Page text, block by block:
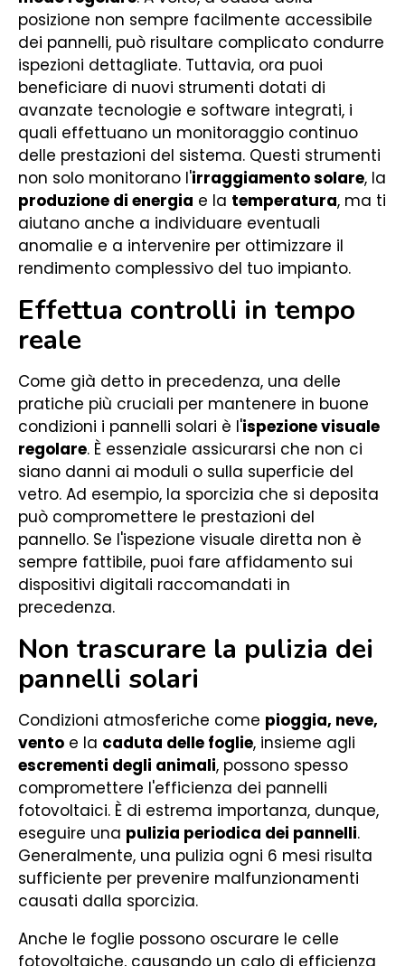
posizione non sempre facilmente accessibile
dei pannelli, può risultare complicato condurre
ispezioni dettagliate. Tuttavia, ora puoi
beneficiare di nuovi strumenti dotati di
avanzate tecnologie e software integrati, i
quali effettuano un monitoraggio continuo
delle prestazioni del sistema. Questi strumenti
non solo monitorano l'irraggiamento solare, la
produzione di energia e la temperatura, ma ti
aiutano anche a individuare eventuali
anomalie e a intervenire per ottimizzare il
rendimento complessivo del tuo impianto.
Effettua controlli in tempo
reale
Come già detto in precedenza, una delle
pratiche più cruciali per mantenere in buone
condizioni i pannelli solari è l'ispezione visuale
regolare. È essenziale assicurarsi che non ci
siano danni ai moduli o sulla superficie del
vetro. Ad esempio, la sporcizia che si deposita
può compromettere le prestazioni del
pannello. Se l'ispezione visuale diretta non è
sempre fattibile, puoi fare affidamento sui
dispositivi digitali raccomandati in
precedenza.
Non trascurare la pulizia dei
pannelli solari
Condizioni atmosferiche come pioggia, neve,
vento e la caduta delle foglie, insieme agli
escrementi degli animali, possono spesso
compromettere l'efficienza dei pannelli
fotovoltaici. È di estrema importanza, dunque,
eseguire una pulizia periodica dei pannelli.
Generalmente, una pulizia ogni 6 mesi risulta
sufficiente per prevenire malfunzionamenti
causati dalla sporcizia.
Anche le foglie possono oscurare le celle
fotovoltaiche, causando un calo di efficienza